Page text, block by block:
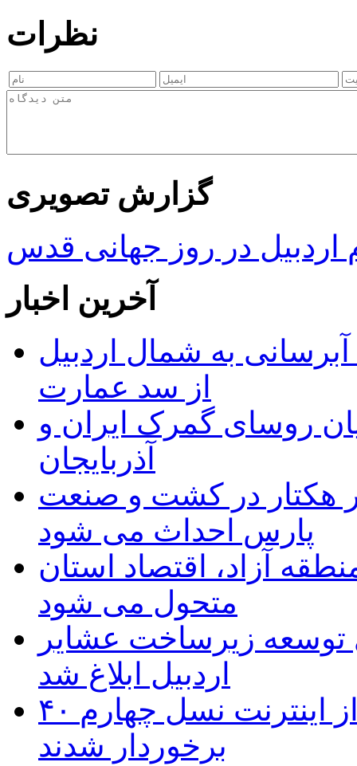
نظرات
گزارش تصویری
در روز جهانی قدس
آخرین اخبار
ماده ۲۳ طرح آبرسانی به شمال اردبیل
از سد عمارت
روسای گمرک ایران و
آذربایجان
هکتار در کشت و صنعت
پارس احداث می شود
آزاد، اقتصاد استان
متحول می شود
برای توسعه زیرساخت عشایر
اردبیل ابلاغ شد
۴۰ روستای شهرستان گِرمی از اینترنت نسل چهارم
برخوردار شدند